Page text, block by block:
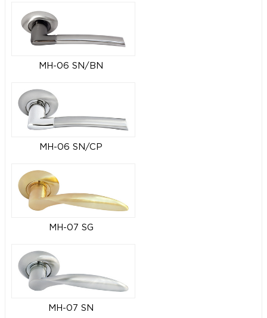
MH-06 SN/BN
MH-06 SN/CP
MH-07 SG
MH-07 SN